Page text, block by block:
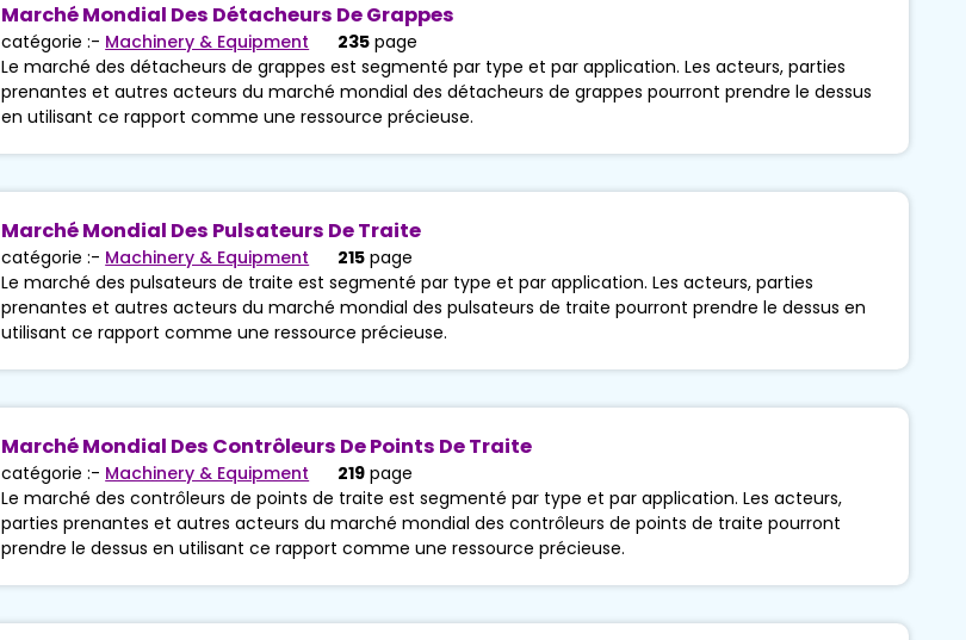
Marché Mondial Des Détacheurs De Grappes
catégorie :- Machinery & Equipment 235 page
Le marché des détacheurs de grappes est segmenté par type et par application. Les acteurs, parties
prenantes et autres acteurs du marché mondial des détacheurs de grappes pourront prendre le dessus
en utilisant ce rapport comme une ressource précieuse.
Marché Mondial Des Pulsateurs De Traite
catégorie :- Machinery & Equipment 215 page
Le marché des pulsateurs de traite est segmenté par type et par application. Les acteurs, parties
prenantes et autres acteurs du marché mondial des pulsateurs de traite pourront prendre le dessus en
utilisant ce rapport comme une ressource précieuse.
Marché Mondial Des Contrôleurs De Points De Traite
catégorie :- Machinery & Equipment 219 page
Le marché des contrôleurs de points de traite est segmenté par type et par application. Les acteurs,
parties prenantes et autres acteurs du marché mondial des contrôleurs de points de traite pourront
prendre le dessus en utilisant ce rapport comme une ressource précieuse.